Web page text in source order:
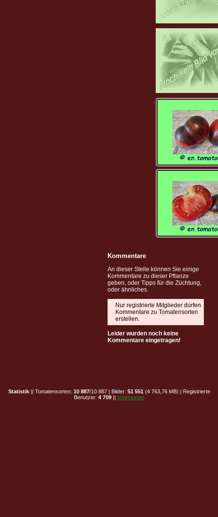
Kommentare
An dieser Stelle können Sie einige
Kommentare zu dieser Pflanze
geben, oder Tipps für die Züchtung,
oder ähnliches.
Nur registrierte Mitglieder dürfen
Kommentare zu Tomatensorten
erstellen.
Leider wurden noch keine
Kommentare eingetragen!
Statistik|| Tomatensorten: 10 887/10 887 | Bilder: 51 551 (4 763,76 MB) | Registrierte
Benutzer: 4 709 || Impressum